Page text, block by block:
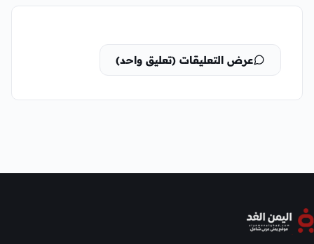
عرض التعليقات (تعليق واحد)